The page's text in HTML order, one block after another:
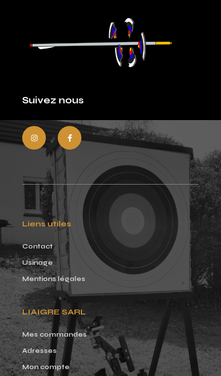
Suivez nous
Liens utiles
Contact
Usinage
Mentions légales
LIAIGRE SARL
Mes commandes
Adresses
Mon compte